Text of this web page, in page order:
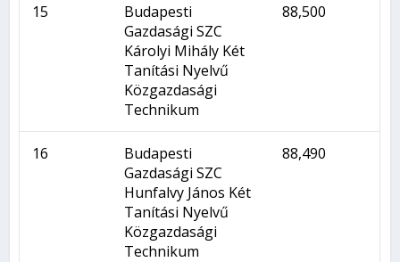
15
Budapesti
Gazdasági SZC
Károlyi Mihály Két
Tanítási Nyelvű
Közgazdasági
Technikum
88,500
16
Budapesti
Gazdasági SZC
Hunfalvy János Két
Tanítási Nyelvű
Közgazdasági
Technikum
88,490